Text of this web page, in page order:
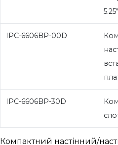
IPC-6606BP-00D
IPC-6606BP-30D
Компактний настінний/